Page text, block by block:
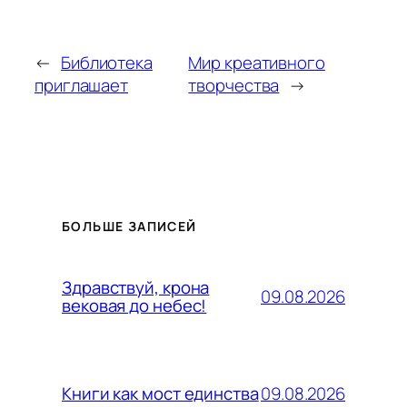
← Библиотека
приглашает
Мир креативного
творчества →
БОЛЬШЕ ЗАПИСЕЙ
Здравствуй, крона
вековая до небес! 09.08.2026
Книги как мост единства09.08.2026